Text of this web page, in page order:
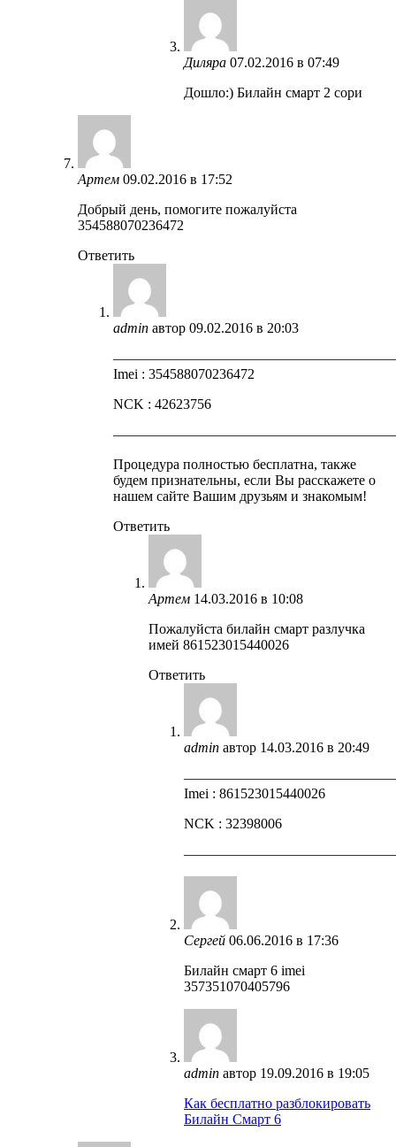
Диляра 07.02.2016 в 07:49
Дошло:) Билайн смарт 2 сори
Артем 09.02.2016 в 17:52
Добрый день, помогите пожалуйста
354588070236472
Ответить
admin автор 09.02.2016 в 20:03
Imei : 354588070236472
NCK : 42623756
Процедура полностью бесплатна, также
будем признательны, если Вы расскажете о
нашем сайте Вашим друзьям и знакомым!
Ответить
Артем 14.03.2016 в 10:08
Пожалуйста билайн смарт разлучка
имей 861523015440026
Ответить
admin автор 14.03.2016 в 20:49
Imei : 861523015440026
NCK : 32398006
Сергей 06.06.2016 в 17:36
Билайн смарт 6 imei
357351070405796
admin автор 19.09.2016 в 19:05
Как бесплатно разблокировать
Билайн Смарт 6